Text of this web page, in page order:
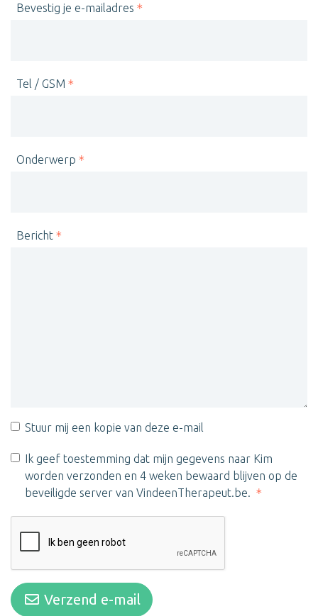
Bevestig je e-mailadres
Tel / GSM
Onderwerp
Bericht
Stuur mij een kopie van deze e-mail
Ik geef toestemming dat mijn gegevens naar Kim
worden verzonden en 4 weken bewaard blijven op de
beveiligde server van VindeenTherapeut.be.
Verzend e-mail